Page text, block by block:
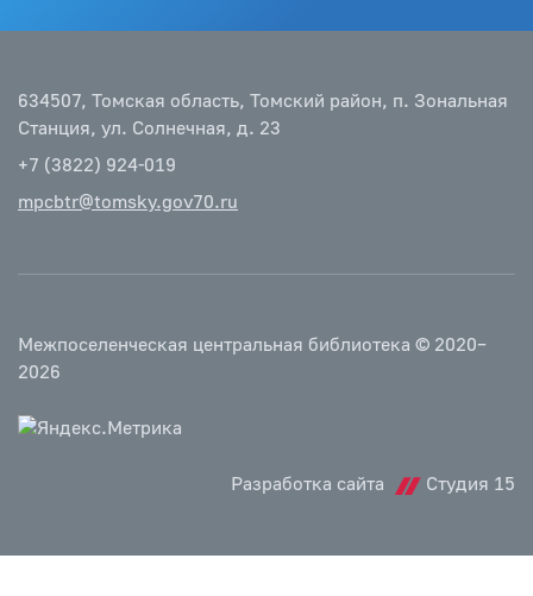
634507, Томская область, Томский район, п. Зональная
Станция, ул. Солнечная, д. 23
+7 (3822) 924-019
mpcbtr@tomsky.gov70.ru
Межпоселенческая центральная библиотека © 2020–
2026
Разработка сайта Студия 15